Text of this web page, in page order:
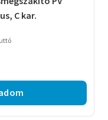
C kar.